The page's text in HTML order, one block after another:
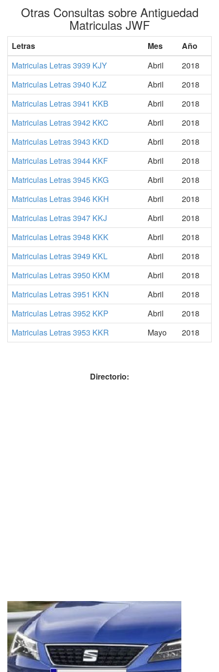
Otras Consultas sobre Antiguedad
Matriculas JWF
Letras Mes
Año
Matriculas Letras 3939 KJY
Abril
2018
Matriculas Letras 3940 KJZ
Abril
2018
Matriculas Letras 3941 KKB
Abril
2018
Matriculas Letras 3942 KKC
Abril
2018
Matriculas Letras 3943 KKD
Abril
2018
Matriculas Letras 3944 KKF
Abril
2018
Matriculas Letras 3945 KKG
Abril
2018
Matriculas Letras 3946 KKH
Abril
2018
Matriculas Letras 3947 KKJ
Abril
2018
Matriculas Letras 3948 KKK
Abril
2018
Matriculas Letras 3949 KKL
Abril
2018
Matriculas Letras 3950 KKM
Abril
2018
Matriculas Letras 3951 KKN
Abril
2018
Matriculas Letras 3952 KKP
Abril
2018
Matriculas Letras 3953 KKR
Mayo 2018
Directorio: